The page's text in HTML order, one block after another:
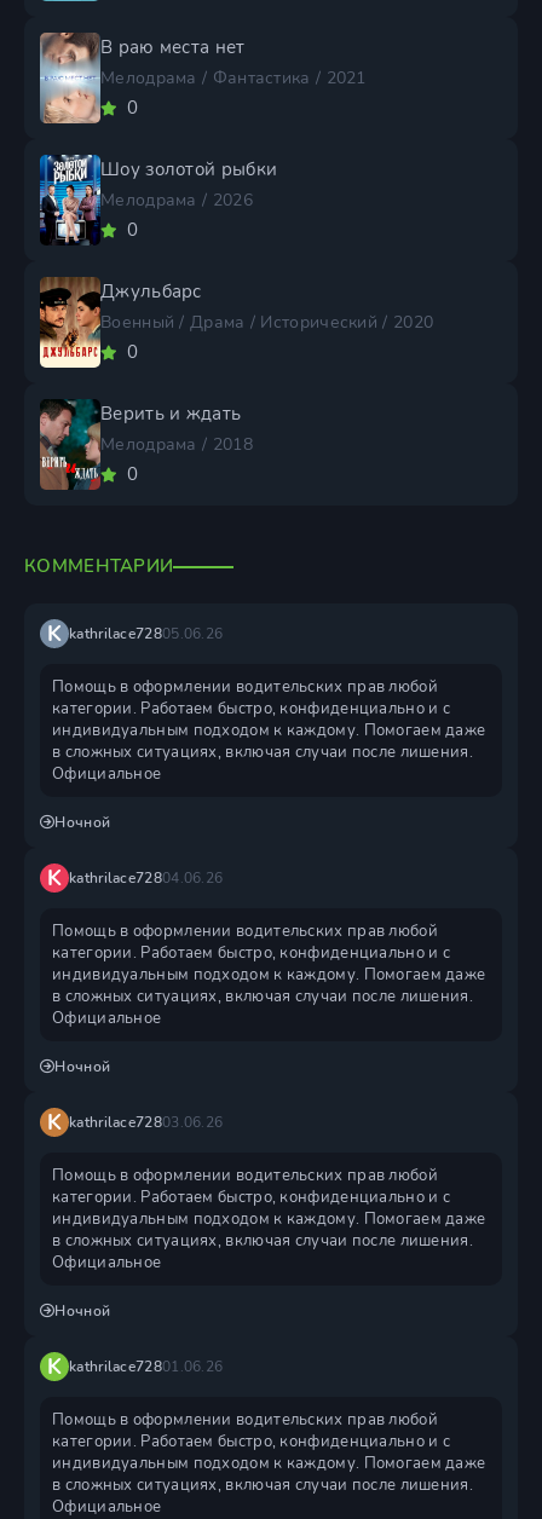
В раю места нет
Мелодрама / Фантастика / 2021
0
Шоу золотой рыбки
Мелодрама / 2026
0
Джульбарс
Военный / Драма / Исторический / 2020
0
Верить и ждать
Мелодрама / 2018
0
КОММЕНТАРИИ
K kathrilace72805.06.26
Помощь в оформлении водительских прав любой
категории. Работаем быстро, конфиденциально и с
индивидуальным подходом к каждому. Помогаем даже
в сложных ситуациях, включая случаи после лишения.
Официальное
Ночной
K kathrilace72804.06.26
Помощь в оформлении водительских прав любой
категории. Работаем быстро, конфиденциально и с
индивидуальным подходом к каждому. Помогаем даже
в сложных ситуациях, включая случаи после лишения.
Официальное
Ночной
K kathrilace72803.06.26
Помощь в оформлении водительских прав любой
категории. Работаем быстро, конфиденциально и с
индивидуальным подходом к каждому. Помогаем даже
в сложных ситуациях, включая случаи после лишения.
Официальное
Ночной
K kathrilace72801.06.26
Помощь в оформлении водительских прав любой
категории. Работаем быстро, конфиденциально и с
индивидуальным подходом к каждому. Помогаем даже
в сложных ситуациях, включая случаи после лишения.
Официальное